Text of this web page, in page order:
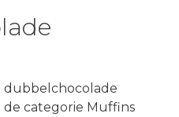
dubbelchocolade
categorie Muffins